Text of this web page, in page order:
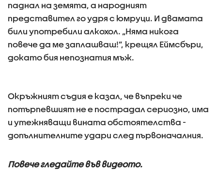
паднал на земята, а народният
представител го удря с юмруци. И двамата
били употребили алкохол. „Няма никога
повече да ме заплашваш!”, крещял Еймсбъри,
докато бия непознатия мъж.
Окръжният съдия е казал, че въпреки че
потърпевшият не е пострадал сериозно, има
и утежняващи вината обстоятелства -
допълнителните удари след първоначалния.
Повече гледайте във видеото.